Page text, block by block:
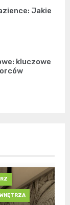
Jakie
kluczowe
WNĘTRZA